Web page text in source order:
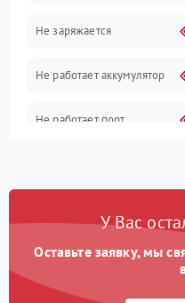
Объективы
Программные сбои
Коммуникации и
Не заряжается
Не работает аккумулятор
Не работает порт
У Вас
Оставьте заявку, мы